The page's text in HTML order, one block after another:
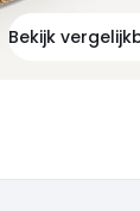
Bekijk